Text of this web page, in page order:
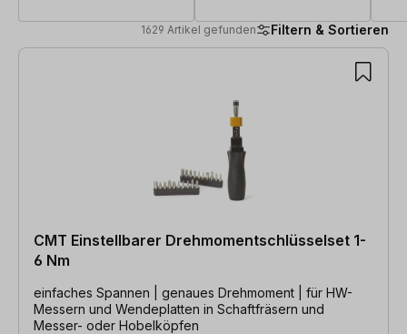
1629 Artikel gefunden Filtern & Sortieren
1629 Artikel gefunden
CMT Einstellbarer Drehmomentschlüsselset 1-
6 Nm
einfaches Spannen | genaues Drehmoment | für HW-
Messern und Wendeplatten in Schaftfräsern und
Messer- oder Hobelköpfen